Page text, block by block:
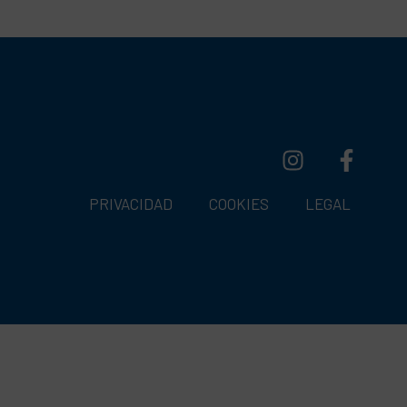
PRIVACIDAD COOKIES LEGAL